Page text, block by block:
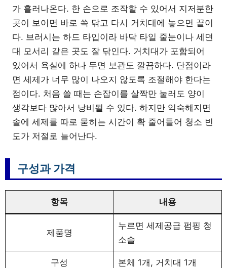
가 흘러나온다. 한 손으로 조작할 수 있어서 지저분한
곳이 보이면 바로 쓱 닦고 다시 거치대에 놓으면 끝이
다. 브러시는 하드 타입이라 바닥 타일 줄눈이나 세면
대 모서리 같은 곳도 잘 닦인다. 거치대가 포함되어
있어서 욕실에 하나 두면 보관도 깔끔하다. 단점이라
면 세제가 너무 많이 나오지 않도록 조절해야 한다는
점이다. 처음 쓸 때는 손잡이를 살짝만 눌러도 양이
생각보다 많아서 낭비될 수 있다. 하지만 익숙해지면
솔에 세제를 따로 묻히는 시간이 확 줄어들어 청소 빈
도가 저절로 늘어난다.
구성과 가격
항목 내용
제품명
누르면 세제공급 펌핑 청
소솔
구성 본체 1개, 거치대 1개